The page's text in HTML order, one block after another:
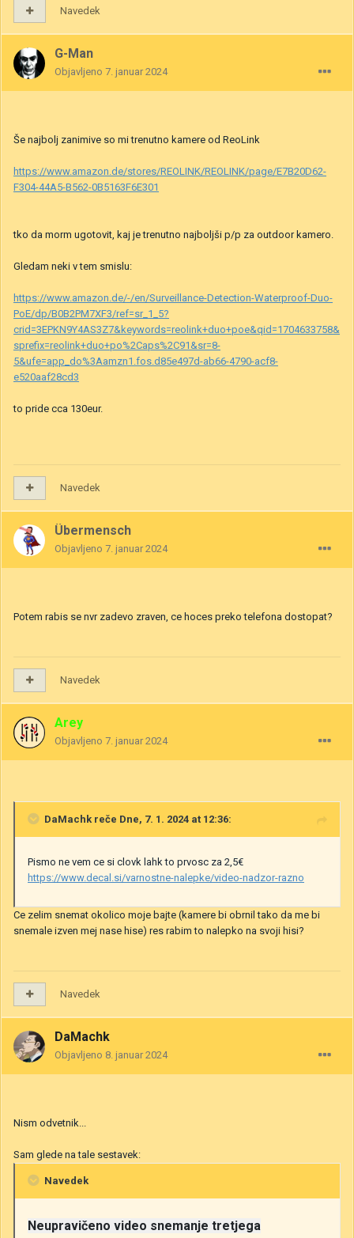
Navedek
G-Man
Objavljeno 7. januar 2024
Še najbolj zanimive so mi trenutno kamere od ReoLink
https://www.amazon.de/stores/REOLINK/REOLINK/page/E7B20D62-
F304-44A5-B562-0B5163F6E301
tko da morm ugotovit, kaj je trenutno najboljši p/p za outdoor kamero.
Gledam neki v tem smislu:
https://www.amazon.de/-/en/Surveillance-Detection-Waterproof-Duo-
PoE/dp/B0B2PM7XF3/ref=sr_1_5?
crid=3EPKN9Y4AS3Z7&keywords=reolink+duo+poe&qid=1704633758&
sprefix=reolink+duo+po%2Caps%2C91&sr=8-
5&ufe=app_do%3Aamzn1.fos.d85e497d-ab66-4790-acf8-
e520aaf28cd3
to pride cca 130eur.
Navedek
Übermensch
Objavljeno 7. januar 2024
Potem rabis se nvr zadevo zraven, ce hoces preko telefona dostopat?
Navedek
Arey
Objavljeno 7. januar 2024
DaMachk reče Dne, 7. 1. 2024 at 12:36:
Pismo ne vem ce si clovk lahk to prvosc za 2,5€
https://www.decal.si/varnostne-nalepke/video-nadzor-razno
Ce zelim snemat okolico moje bajte (kamere bi obrnil tako da me bi
snemale izven mej nase hise) res rabim to nalepko na svoji hisi?
Navedek
DaMachk
Objavljeno 8. januar 2024
Nism odvetnik...
Sam glede na tale sestavek:
Navedek
Neupravičeno video snemanje tretjega